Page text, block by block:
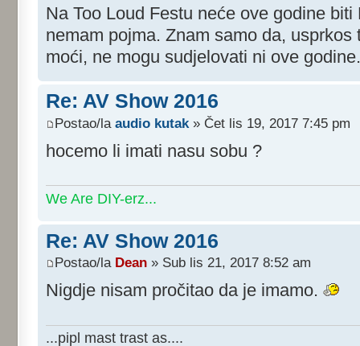
Na Too Loud Festu neće ove godine
nemam pojma. Znam samo da,
moći, ne mogu sudjelovati ni ove
Re: AV Show 2016
Postao/la audio kutak» Čet lis 19, 2017 7:45 pm
hocemo li imati nasu sobu ?
We Are DIY-erz...
Re: AV Show 2016
Postao/la Dean » Sub lis 21, 2017 8:52 am
Nigdje nisam pročitao da je imamo.
...pipl mast trast as....